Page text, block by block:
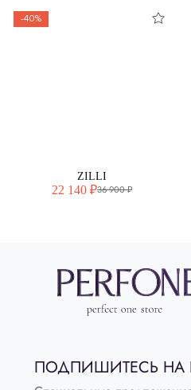
-40%
ZILLI
22 140 ₽36 900 ₽
ПОДПИШИТЕСЬ НА